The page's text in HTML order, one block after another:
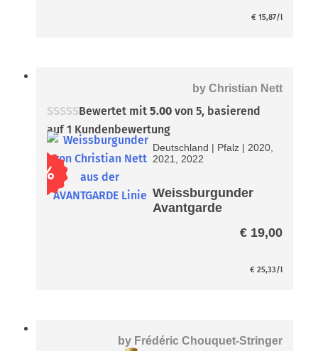
€ 15,87/l
by Christian Nett
Bewertet mit5.00 von 5, basierend
auf1 Kundenbewertung
%
Deutschland | Pfalz |2020,
2021, 2022
Weissburgunder
Avantgarde
€19,00
€ 25,33/l
by Frédéric Chouquet-Stringer